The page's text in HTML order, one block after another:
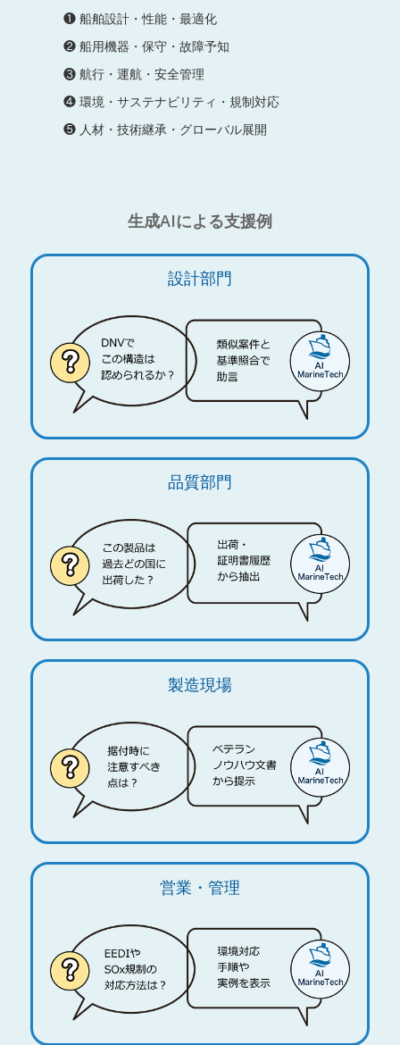
❶ 船舶設計・性能・最適化
❷ 船用機器・保守・故障予知
❸ 航行・運航・安全管理
❹ 環境・サステナビリティ・規制対応
❺ 人材・技術継承・グローバル展開
生成AIによる支援例
設計部門
品質部門
製造現場
営業・管理